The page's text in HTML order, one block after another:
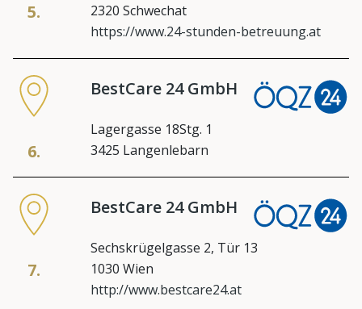
5.
2320 Schwechat
https://www.24-stunden-betreuung.at
6.
BestCare 24 GmbH
Lagergasse 18Stg. 1
3425 Langenlebarn
7.
BestCare 24 GmbH
Sechskrügelgasse 2, Tür 13
1030 Wien
http://www.bestcare24.at